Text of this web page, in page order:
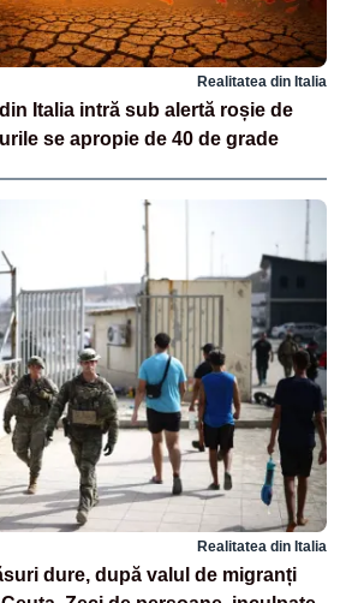
Realitatea din Italia
Italia intră sub alertă roșie de
se apropie de 40 de grade
Realitatea din Italia
dure, după valul de migranți